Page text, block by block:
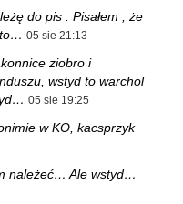
do pis . Pisałem , że
to… 05 sie 21:13
ziobro i
wstyd to warchol
05 sie 19:25
w KO, kacsprzyk
należeć… Ale wstyd…